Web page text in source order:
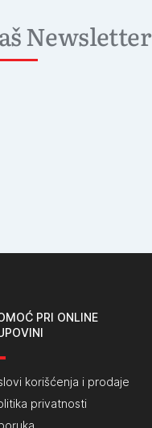
Newsletter
PRI ONLINE
korišćenja i prodaje
privatnosti